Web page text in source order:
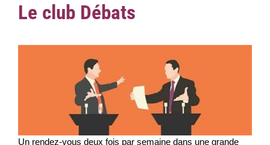
Le club Débats
Un rendez-vous deux fois par semaine dans une grande